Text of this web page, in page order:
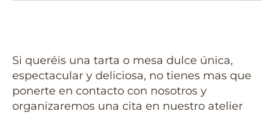
Si queréis una tarta o mesa dulce única,
espectacular y deliciosa, no tienes mas que
ponerte en contacto con nosotros y
organizaremos una cita en nuestro atelier